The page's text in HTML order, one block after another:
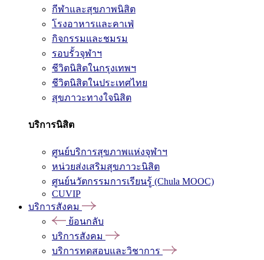
กีฬาและสุขภาพนิสิต
โรงอาหารและคาเฟ่
กิจกรรมและชมรม
รอบรั้วจุฬาฯ
ชีวิตนิสิตในกรุงเทพฯ
ชีวิตนิสิตในประเทศไทย
สุขภาวะทางใจนิสิต
บริการนิสิต
ศูนย์บริการสุขภาพแห่งจุฬาฯ
หน่วยส่งเสริมสุขภาวะนิสิต
ศูนย์นวัตกรรมการเรียนรู้ (Chula MOOC)
CUVIP
บริการสังคม
ย้อนกลับ
บริการสังคม
บริการทดสอบและวิชาการ